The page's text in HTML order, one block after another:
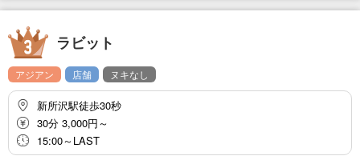
ラビット
アジアン 店舗 ヌキなし
新所沢駅徒歩30秒
30分 3,000円～
15:00～LAST